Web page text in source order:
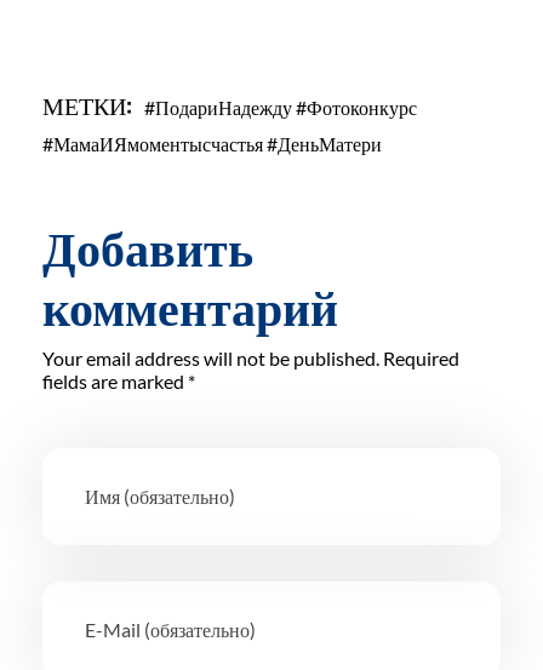
МЕТКИ: #ПодариНадежду #Фотоконкурс
#МамаИЯмоментысчастья #ДеньМатери
Добавить
комментарий
Your email address will not be published. Required
fields are marked *